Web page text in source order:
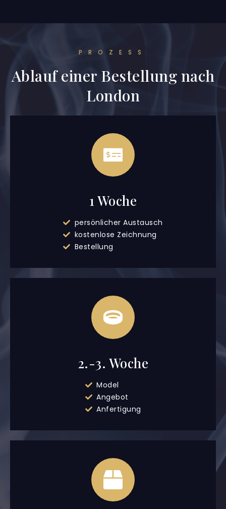
PROZESS
Ablauf einer Bestellung nach
London
1 Woche
persönlicher Austausch
kostenlose Zeichnung
Bestellung
2.-3. Woche
Model
Angebot
Anfertigung